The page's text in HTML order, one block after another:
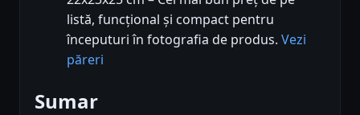
listă, funcțional și compact pentru
începuturi în fotografia de produs. Vezi
păreri
Sumar